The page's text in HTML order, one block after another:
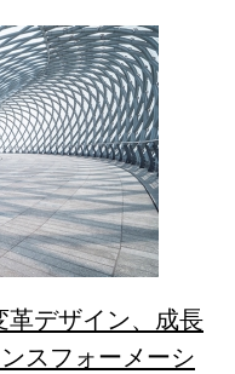
革デザイン、成長
スフォーメーシ